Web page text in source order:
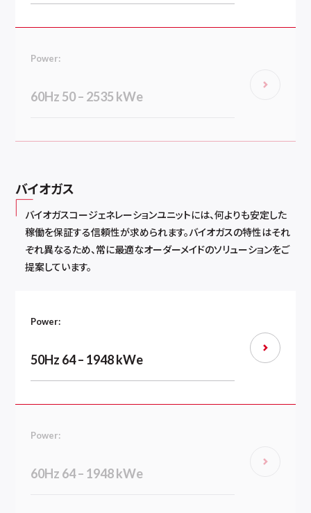
Power:
60Hz 50 – 2535 kWe
バイオガス
バイオガスコージェネレーションユニットには、何よりも安定した
稼働を保証する信頼性が求められます。バイオガスの特性はそれ
ぞれ異なるため、常に最適なオーダーメイドのソリューションをご
提案しています。
Power:
50Hz 64 – 1948 kWe
Power:
60Hz 64 – 1948 kWe